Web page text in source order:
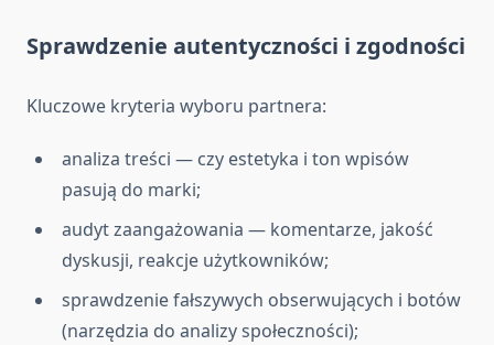
Sprawdzenie autentyczności i zgodności
Kluczowe kryteria wyboru partnera:
analiza treści — czy estetyka i ton wpisów
pasują do marki;
audyt zaangażowania — komentarze, jakość
dyskusji, reakcje użytkowników;
sprawdzenie fałszywych obserwujących i botów
(narzędzia do analizy społeczności);